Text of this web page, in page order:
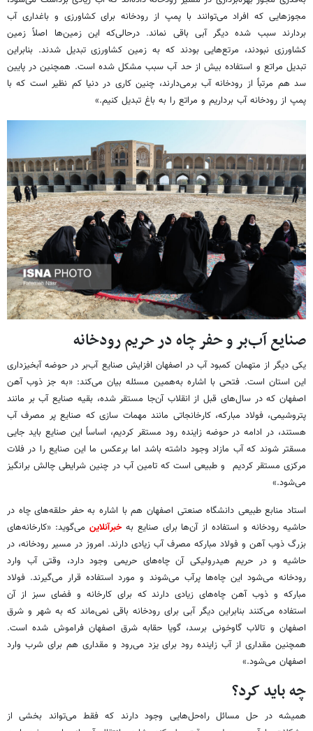
مجوزهایی که افراد می‌توانند با پمپ از رودخانه برای کشاورزی و باغداری آب
بردارند سبب شده دیگر آبی باقی نماند. درحالی‌که این زمین‌ها اصلاً زمین
کشاورزی نبودند، مرتع‌هایی بودند که به زمین کشاورزی تبدیل شدند. بنابراین
تبدیل مراتع و استفاده بیش از حد آب سبب مشکل شده است. همچنین در پایین
سد هم مرتباً از رودخانه آب برمی‌دارند، چنین کاری در دنیا کم نظیر است که با
پمپ از رودخانه آب برداریم و مراتع را به باغ تبدیل کنیم.»
صنایع آب‌بر و حفر چاه در حریم رودخانه
یکی دیگر از متهمان کمبود آب در اصفهان افزایش صنایع آب‌بر در حوضه آبخیزداری
این استان است. فتحی با اشاره به‌همین مسئله بیان می‌کند: «به جز ذوب آهن
اصفهان که در سال‌های قبل از انقلاب آن‌جا مستقر شده، بقیه صنایع آب بر مانند
پتروشیمی، فولاد مبارکه، کارخانجاتی مانند مهمات سازی که صنایع پر مصرف آب
هستند، در ادامه در حوضه زاینده رود مستقر کردیم، اساساً این صنایع باید جایی
مسقتر شوند که آب مازاد وجود داشته باشد اما برعکس ما این صنایع را در فلات
مرکزی مستقر کردیم و طبیعی است که تامین آب در چنین شرایطی چالش برانگیز
می‌شود.»
استاد منابع طبیعی دانشگاه صنعتی اصفهان هم با اشاره به حفر حلقه‌های چاه در
حاشیه رودخانه و استفاده از آن‌ها برای صنایع بهخبرآنلاین می‌گوید: «کارخانه‌های
بزرگ ذوب آهن و فولاد مبارکه مصرف آب زیادی دارند. امروز در مسیر رودخانه، در
حاشیه و در حریم هیدرولیکی آن چاه‌های حریمی وجود دارد، وقتی آب وارد
رودخانه می‌شود این چاه‌ها پرآب می‌شوند و مورد استفاده قرار می‌گیرند. فولاد
مبارکه و ذوب آهن چاه‌های زیادی دارند که برای کارخانه و فضای سبز از آن
استفاده می‌کنند بنابراین دیگر آبی برای رودخانه باقی نمی‌ماند که به شهر و شرق
اصفهان و تالاب گاوخونی برسد، گویا حقابه شرق اصفهان فراموش شده است.
همچنین مقداری از آب زاینده رود برای یزد می‌رود و مقداری هم برای شرب وارد
اصفهان می‌شود.»
چه باید کرد؟
همیشه در حل مسائل راه‌حل‌هایی وجود دارند که فقط می‌تواند بخشی از